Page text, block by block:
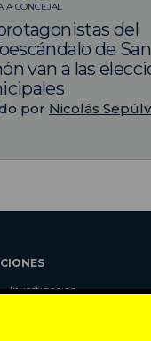
A CONCEJAL
del
de San
van a las
por Nicolás
Investigación